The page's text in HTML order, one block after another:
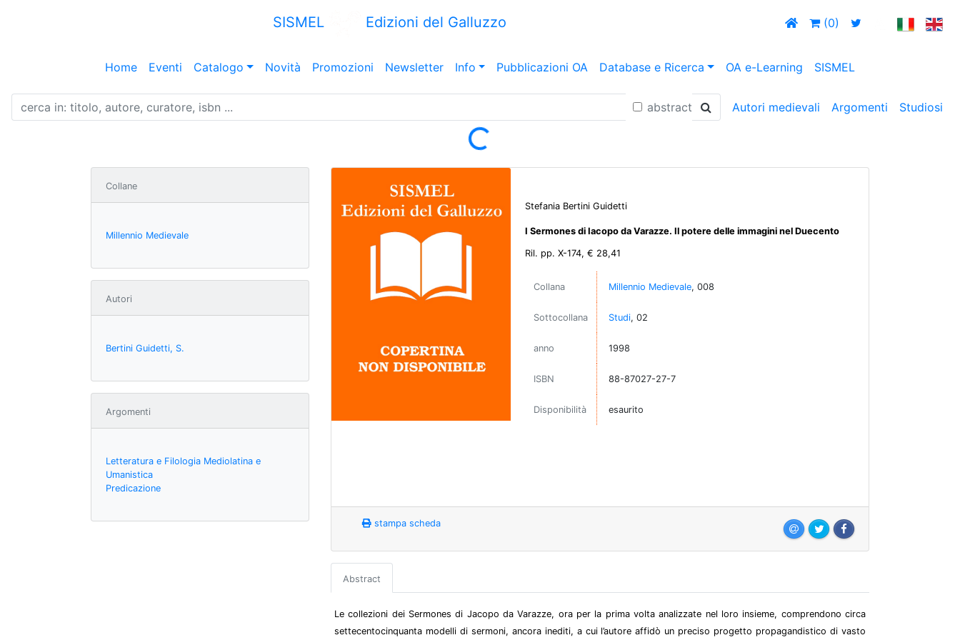
SISMEL Edizioni del Galluzzo (0)
Home Eventi Catalogo Novità Promozioni Newsletter Info Pubblicazioni OA Database e Ricerca OA e-Learning SISMEL
abstract Autori medievali Argomenti Studiosi
Loading...
Collane
Millennio Medievale
Autori
Bertini Guidetti, S.
Argomenti
Letteratura e Filologia Mediolatina e
Umanistica
Predicazione
Stefania Bertini Guidetti
I Sermones di Iacopo da Varazze. Il potere delle immagini nel Duecento
Ril. pp. X-174, € 28,41
Collana Millennio Medievale, 008
Sottocollana Studi, 02
anno 1998
ISBN 88-87027-27-7
Disponibilità esaurito
stampa scheda
Abstract
Le collezioni dei Sermones di Jacopo da Varazze, ora per la prima volta analizzate nel loro insieme, comprendono circa
settecentocinquanta modelli di sermoni, ancora inediti, a cui l’autore affidò un preciso progetto propagandistico di vasto